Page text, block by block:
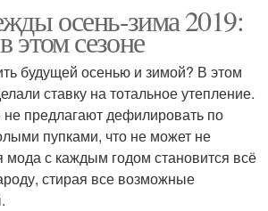
осень-зима 2019:
этом сезоне
будущей осенью и зимой? В этом
ставку на тотальное утепление.
предлагают дефилировать по
пупками, что не может не
мода с каждым годом становится всё
стирая все возможные